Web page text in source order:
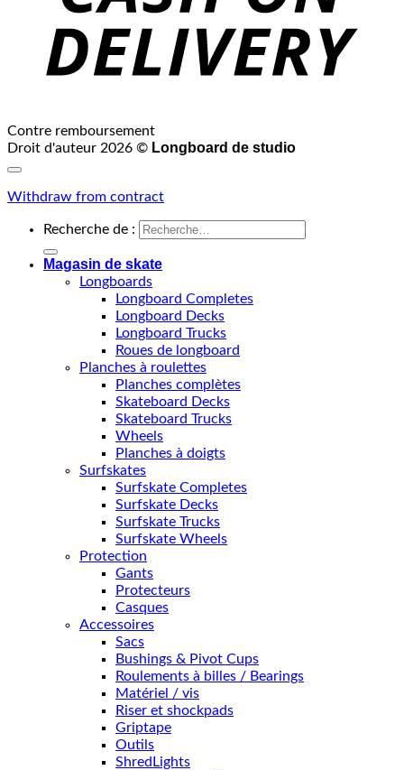
Contre remboursement
Droit d'auteur 2026 © Longboard de studio
Withdraw from contract
Recherche de :
Magasin de skate
Longboards
Longboard Completes
Longboard Decks
Longboard Trucks
Roues de longboard
Planches à roulettes
Planches complètes
Skateboard Decks
Skateboard Trucks
Wheels
Planches à doigts
Surfskates
Surfskate Completes
Surfskate Decks
Surfskate Trucks
Surfskate Wheels
Protection
Gants
Protecteurs
Casques
Accessoires
Sacs
Bushings & Pivot Cups
Roulements à billes / Bearings
Matériel / vis
Riser et shockpads
Griptape
Outils
ShredLights